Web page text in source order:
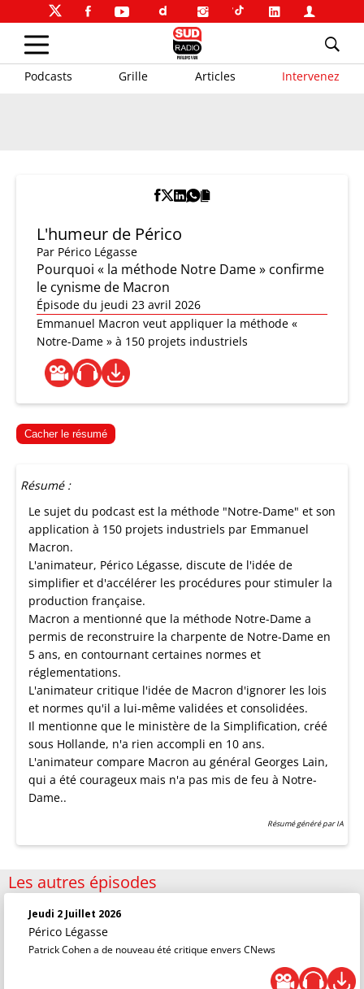
Podcasts Grille Articles Intervenez
L'humeur de Périco
Par Périco Légasse
Pourquoi « la méthode Notre Dame » confirme
le cynisme de Macron
Épisode du jeudi 23 avril 2026
Emmanuel Macron veut appliquer la méthode «
Notre-Dame » à 150 projets industriels
Cacher le résumé
Résumé :
Le sujet du podcast est la méthode "Notre-Dame" et son
application à 150 projets industriels par Emmanuel
Macron.
L'animateur, Périco Légasse, discute de l'idée de
simplifier et d'accélérer les procédures pour stimuler la
production française.
Macron a mentionné que la méthode Notre-Dame a
permis de reconstruire la charpente de Notre-Dame en
5 ans, en contournant certaines normes et
réglementations.
L'animateur critique l'idée de Macron d'ignorer les lois
et normes qu'il a lui-même validées et consolidées.
Il mentionne que le ministère de la Simplification, créé
sous Hollande, n'a rien accompli en 10 ans.
L'animateur compare Macron au général Georges Lain,
qui a été courageux mais n'a pas mis de feu à Notre-
Dame..
Résumé généré par IA
Les autres épisodes
Jeudi 2 Juillet 2026
Périco Légasse
Patrick Cohen a de nouveau été critique envers CNews